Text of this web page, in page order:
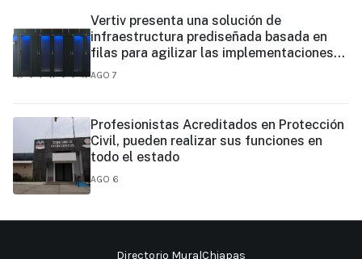
Vertiv presenta una solución de
infraestructura prediseñada basada en
filas para agilizar las implementaciones
de centros de datos en el borde y de IA en
AGO 7
Profesionistas Acreditados en Protección
Civil, pueden realizar sus funciones en
todo el estado
AGO 6
Directorio MuralChiapas